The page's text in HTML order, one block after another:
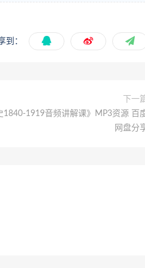
到：
下一
1840-1919音频讲解课》MP3资源 百
网盘分